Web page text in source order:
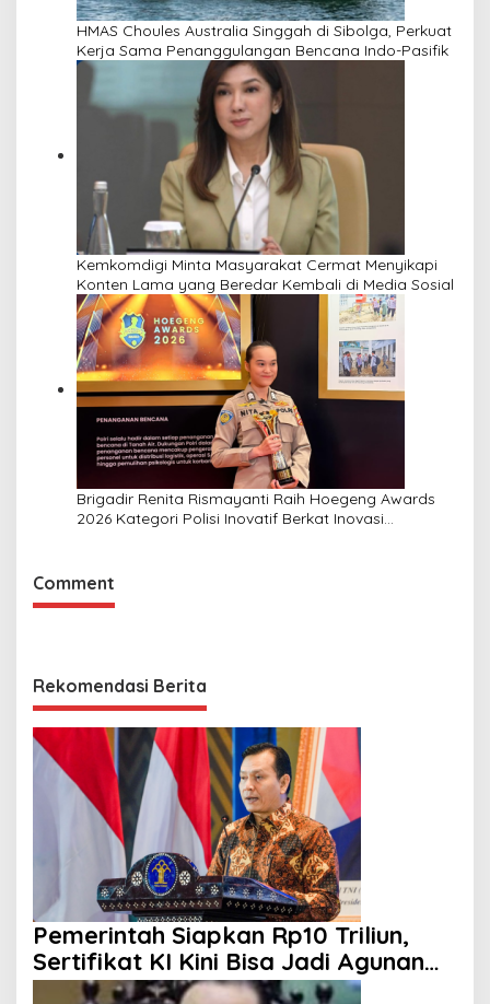
HMAS Choules Australia Singgah di Sibolga, Perkuat
Kerja Sama Penanggulangan Bencana Indo-Pasifik
Kemkomdigi Minta Masyarakat Cermat Menyikapi
Konten Lama yang Beredar Kembali di Media Sosial
Brigadir Renita Rismayanti Raih Hoegeng Awards
2026 Kategori Polisi Inovatif Berkat Inovasi
Comment
Rekomendasi Berita
Pemerintah Siapkan Rp10 Triliun,
Sertifikat KI Kini Bisa Jadi Agunan
KUR